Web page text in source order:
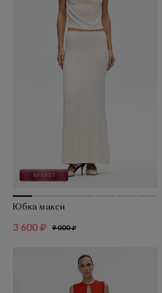
Юбка макси
3 600 9 000